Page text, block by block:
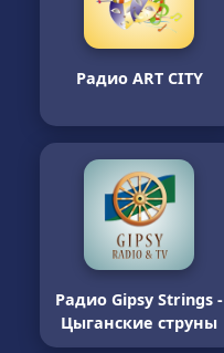
Радио ART CITY
Радио Gipsy Strings -
Цыганские струны